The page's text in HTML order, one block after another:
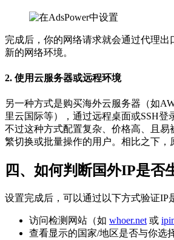
完成后，你的网络请求就会通过代理出
新的网络环境。
2. 使用云服务器或远程环境
另一种方式是购买海外云服务器（如
里云国际等），通过远程桌面或SSH登
不过这种方式配置复杂、价格高、且易
繁切换或批量操作的用户。相比之下，
四、如何判断国外IP是否
设置完成后，可以通过以下方式验证IP
访问检测网站（如 whoer.net 或
查看显示的国家/地区是否与你选